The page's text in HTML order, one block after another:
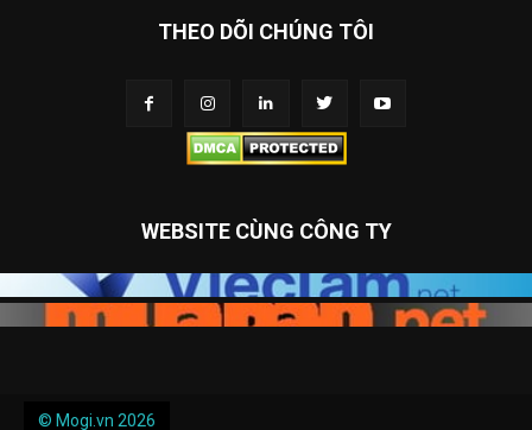
THEO DÕI CHÚNG TÔI
WEBSITE CÙNG CÔNG TY
© Mogi.vn 2026